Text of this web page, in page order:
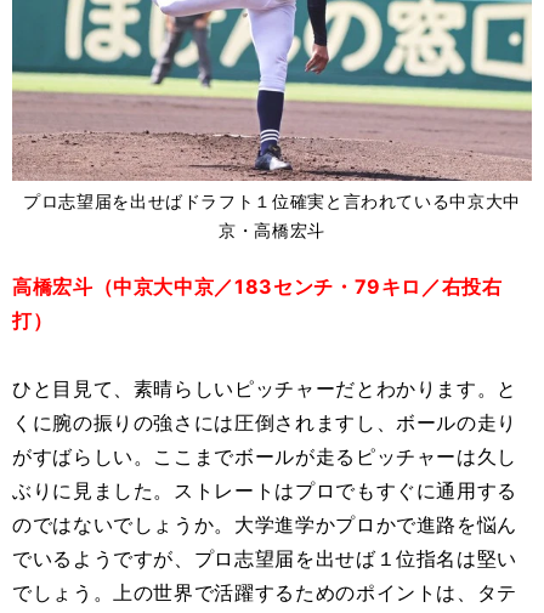
プロ志望届を出せばドラフト１位確実と言われている中京大中
京・高橋宏斗
高橋宏斗（中京大中京／183センチ・79キロ／右投右
打）
ひと目見て、素晴らしいピッチャーだとわかります。と
くに腕の振りの強さには圧倒されますし、ボールの走り
がすばらしい。ここまでボールが走るピッチャーは久し
ぶりに見ました。ストレートはプロでもすぐに通用する
のではないでしょうか。大学進学かプロかで進路を悩ん
でいるようですが、プロ志望届を出せば１位指名は堅い
でしょう。上の世界で活躍するためのポイントは、タテ